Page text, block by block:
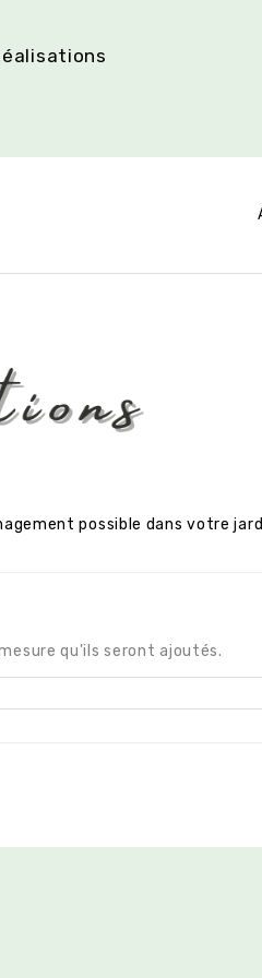
possible dans votre
qu'ils seront ajoutés.